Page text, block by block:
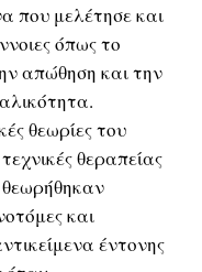
που μελέτησε και
όπως το
απώθηση και την
θεωρίες του
θεραπείας
και
έντονης